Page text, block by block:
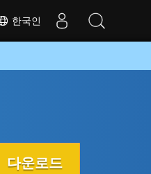
한국인
다운로드